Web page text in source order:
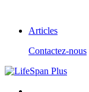
Articles
Contactez-nous